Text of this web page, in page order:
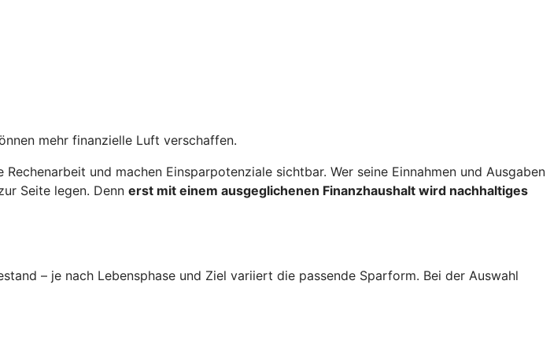
mehr finanzielle Luft verschaffen.
Rechenarbeit und machen Einsparpotenziale sichtbar. Wer seine Einnahmen und Ausgaben
Seite legen. Denn erst mit einem ausgeglichenen Finanzhaushalt wird nachhaltiges
– je nach Lebensphase und Ziel variiert die passende Sparform. Bei der Auswahl